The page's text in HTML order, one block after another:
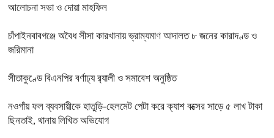
আলোচনা সভা ও দোয়া মাহফিল
চাঁপাইনবাবগঞ্জে অবৈধ সীসা কারখানায় ভ্রাম্যমাণ আদালত ৮ জনের কারাদণ্ড ও
জরিমানা
সীতাকুণ্ডে বিএনপির বর্ণাঢ্য র‍্যালী ও সমাবেশ অনুষ্ঠিত
নওগাঁয় ফল ব্যবসায়ীকে হাতুড়ি-হেলমেট পেটা করে ক্যাশ বক্সের সাড়ে ৫ লাখ টাকা
ছিনতাই, থানায় লিখিত অভিযোগ